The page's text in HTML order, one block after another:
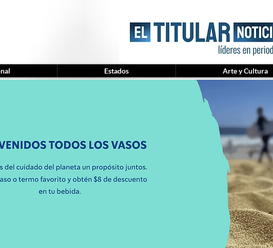
Estados Arte y Cultura